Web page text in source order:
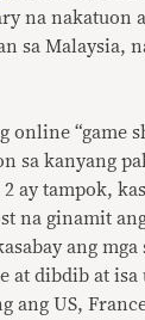
na nakatuon
sa Malaysia,
online “game
sa kanyang
ay tampok,
na ginamit
ang
at dibdib at
ang US,